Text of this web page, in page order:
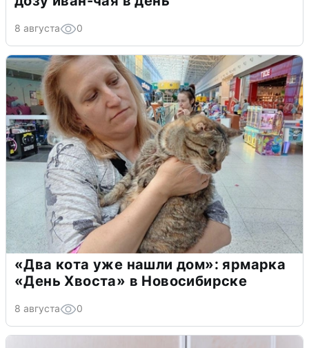
8 августа 0
«Два кота уже нашли дом»: ярмарка
«День Хвоста» в Новосибирске
8 августа 0